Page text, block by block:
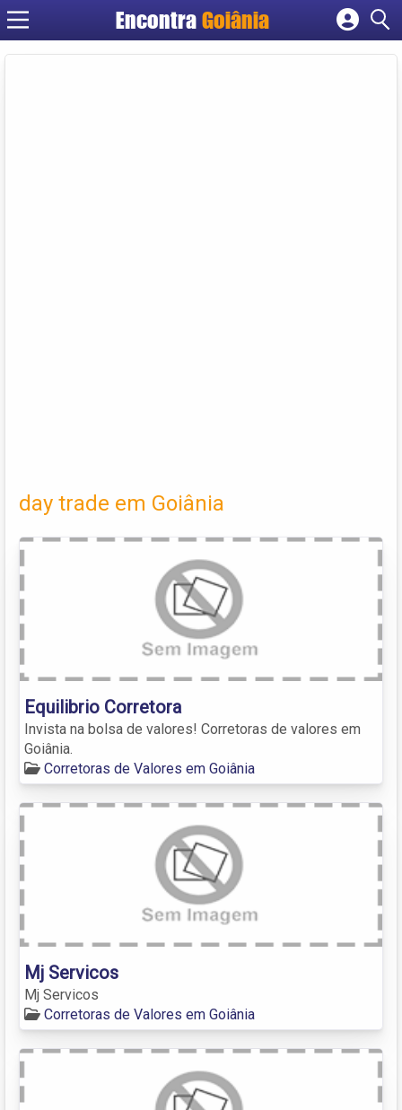
Encontra Goiânia
Cadastrar empresa
day trade em Goiânia
Equilibrio Corretora
Invista na bolsa de valores! Corretoras de valores em
Goiânia.
Corretoras de Valores em Goiânia
Mj Servicos
Mj Servicos
Corretoras de Valores em Goiânia